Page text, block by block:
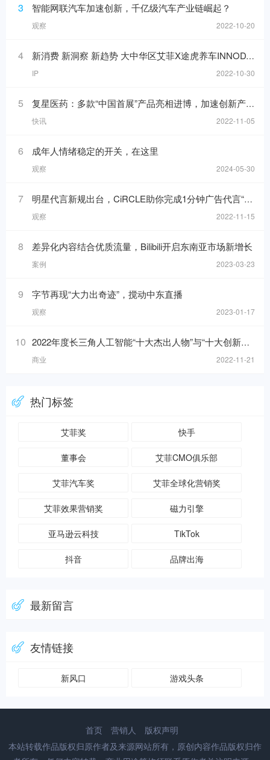
3 智能网联汽车加速创新，千亿级汽车产业链崛起？
观察 2022-10-20
4 新消费 新洞察 新趋势 大中华区艾菲X途虎养车INNODAY圆满举办！
IP 2022-10-30
5 复星医药：多款“中国首展”产品亮相进博，加速创新产品落地
快讯 2022-11-05
6 成年人情绪稳定的开关，在这里
观察 2024-05-30
7 明星代言新规出台，CiRCLE助你完成1分钟广告代言“健康自检”
观察 2022-11-15
8 差异化内容结合优质流量，Bilibili开启东南亚市场新增长
案例 2023-03-23
9 字节再现“大力出奇迹”，搅动中东直播
观察 2023-01-17
10 2022年度长三角人工智能“十大杰出人物”与“十大创新应用”榜单发布！
商业 2022-11-21
热门标签
艾菲奖 快手
董事会 艾菲CMO俱乐部
艾菲汽车奖 艾菲全球化营销奖
艾菲效果营销奖 磁力引擎
亚马逊云科技 TikTok
抖音 品牌出海
最新留言
友情链接
新风口 游戏头条
首页 营销人
版权声明
本站转载作品版权归原作者及来源网站所有，原创内容作品版权归作